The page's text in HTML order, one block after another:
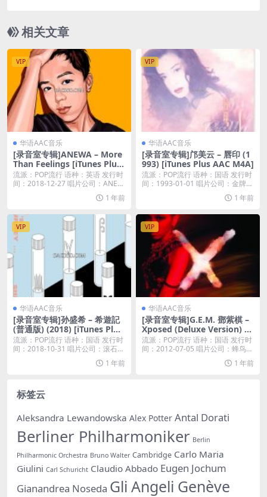
相关文章
VIP
华语AAC音乐
[录音室专辑]ANEWA – More
Than Feelings [iTunes Plus
M4A]
流派：POP流行 语种：英语 发行时
间：2018-12-27 唱片公司：ANE
1 年前
VIP
华语AAC音乐
[录音室专辑]邝美云 – 唇印 (1
993) [iTunes Plus AAC M4A]
流派：POP流行 语种：国语 发行时
间：1993-01-01 唱片公司：金牌大
1 年前
VIP
华语AAC音乐
[录音室专辑]孙盛希 – 希遊記
(普通版) (2018) [iTunes Plus
M4A]
流派：POP流行 语种：国语 发行时
间：2018-10-31 唱片公司：滚石唱
1 年前
VIP
华语AAC音乐
[录音室专辑]G.E.M. 鄧紫棋 –
Xposed (Deluxe Version) [iT
unes Plus M4A]
流派：POP流行 语种：国语 发行时
间：2012-07-05 唱片公司：蜂鸟音
1 年前
标签云
Aleksandra Lewandowska Alex Potter Antal Dorati
Berliner Philharmoniker Berlin
Philharmonic Orchestra Bruno Walter Cambridge Carlo Maria
Giulini Carl Schuricht Claudio Abbado Eugen Jochum
Gianandrea Noseda Gli Angeli Genève